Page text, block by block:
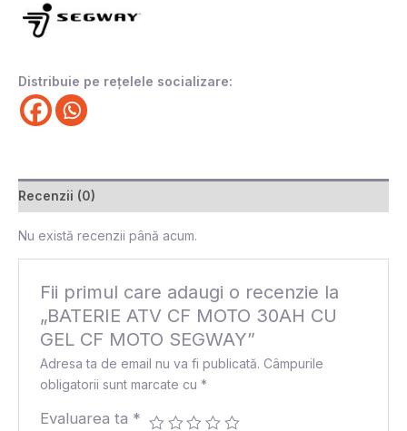
Distribuie pe rețelele socializare:
Recenzii (0)
Nu există recenzii până acum.
Fii primul care adaugi o recenzie la
„BATERIE ATV CF MOTO 30AH CU
GEL CF MOTO SEGWAY”
Adresa ta de email nu va fi publicată. Câmpurile
obligatorii sunt marcate cu*
Evaluarea ta *